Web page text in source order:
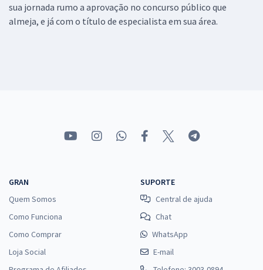
sua jornada rumo a aprovação no concurso público que
almeja, e já com o título de especialista em sua área.
GRAN
Quem Somos
Como Funciona
Como Comprar
Loja Social
SUPORTE
Central de ajuda
Chat
WhatsApp
E-mail